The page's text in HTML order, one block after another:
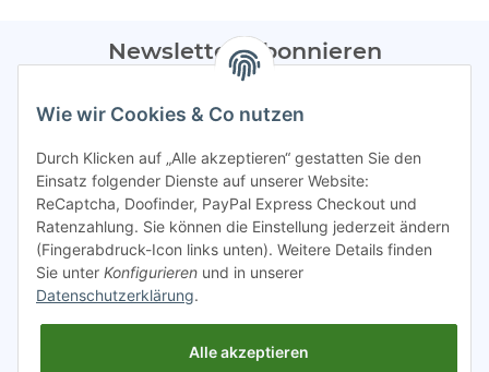
Newsletter Abonnieren
Bitte sendet mir entsprechend eurer
regelmäßig Infos zu euren Aktionen per E-Mail zu.
Abonnieren
Spamschutz aktiv
Gesetzliche Informationen
Wie wir Cookies & Co nutzen
Durch Klicken auf „Alle akzeptieren“ gestatten Sie den
Einsatz folgender Dienste auf unserer Website:
ReCaptcha, Doofinder, PayPal Express Checkout und
Ratenzahlung. Sie können die Einstellung jederzeit ändern
(Fingerabdruck-Icon links unten). Weitere Details finden
Sie unter Konfigurieren und in unserer
Datenschutzerklärung.
Alle akzeptieren